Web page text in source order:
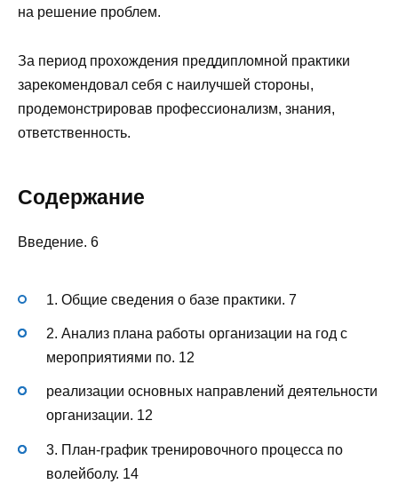
на решение проблем.
За период прохождения преддипломной практики
зарекомендовал себя с наилучшей стороны,
продемонстрировав профессионализм, знания,
ответственность.
Содержание
Введение. 6
1. Общие сведения о базе практики. 7
2. Анализ плана работы организации на год с
мероприятиями по. 12
реализации основных направлений деятельности
организации. 12
3. План-график тренировочного процесса по
волейболу. 14